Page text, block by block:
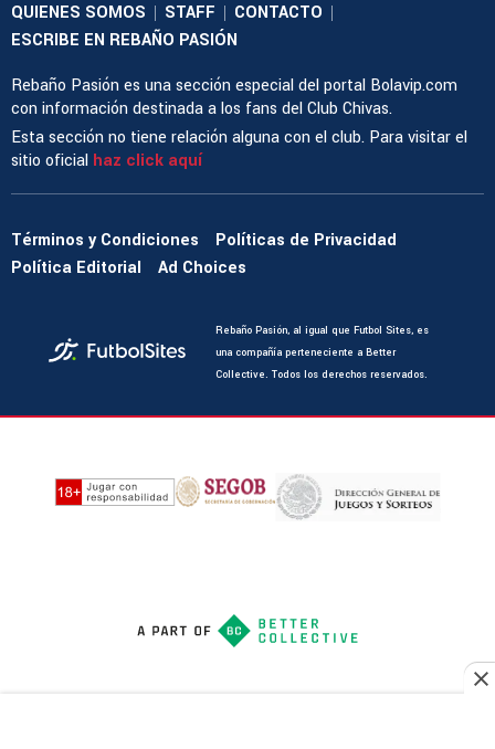
QUIENES SOMOS | STAFF | CONTACTO |
ESCRIBE EN REBAÑO PASIÓN
Rebaño Pasión es una sección especial del portal Bolavip.com
con información destinada a los fans del Club Chivas.
Esta sección no tiene relación alguna con el club. Para visitar el
sitio oficial haz click aquí
Términos y Condiciones
Políticas de Privacidad
Política Editorial
Ad Choices
Rebaño Pasión, al igual que Futbol Sites, es
una compañía perteneciente a Better
Collective. Todos los derechos reservados.